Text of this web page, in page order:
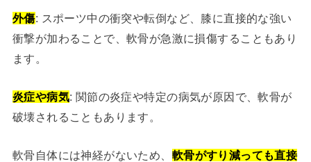
外傷: スポーツ中の衝突や転倒など、膝に直接的な強い
衝撃が加わることで、軟骨が急激に損傷することもあり
ます。
炎症や病気: 関節の炎症や特定の病気が原因で、軟骨が
破壊されることもあります。
軟骨自体には神経がないため、 軟骨がすり減っても直接